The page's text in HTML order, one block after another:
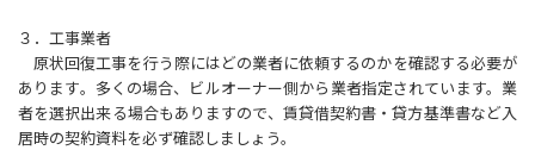
３．工事業者
原状回復工事を行う際にはどの業者に依頼するのかを確認する必要が
あります。多くの場合、ビルオーナー側から業者指定されています。業
者を選択出来る場合もありますので、賃貸借契約書・貸方基準書など入
居時の契約資料を必ず確認しましょう。